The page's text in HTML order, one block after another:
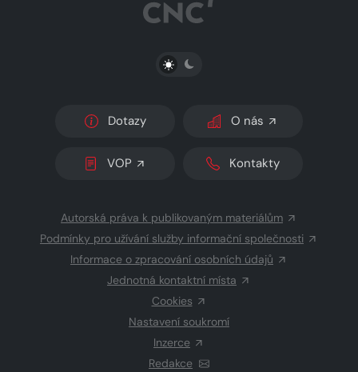
PŘEPNOUT SVĚTLÝ/TMAVÝ REŽIM
Dotazy O nás
VOP Kontakty
Autorská práva k publikovaným materiálům
Podmínky pro užívání služby informační společnosti
Informace o zpracování osobních údajů
Jednotná kontaktní místa
Cookies
Nastavení soukromí
Inzerce
Redakce